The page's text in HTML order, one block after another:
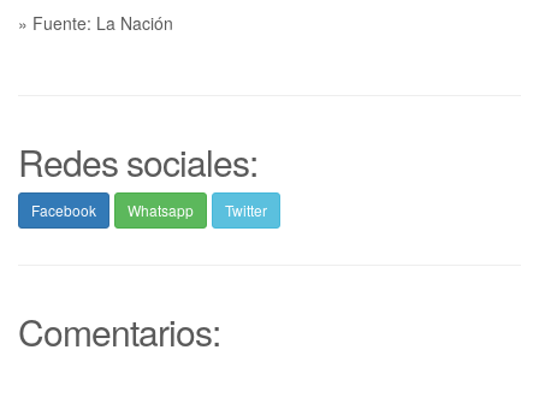
» Fuente: La Nación
Redes sociales:
Facebook Whatsapp Twitter
Comentarios: